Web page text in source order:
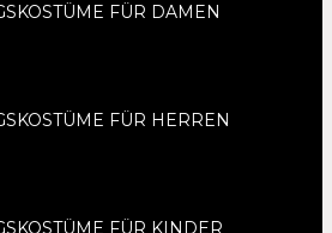
FÜR DAMEN
FÜR HERREN
FÜR KINDER